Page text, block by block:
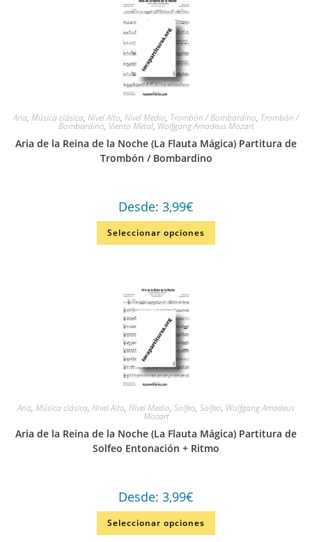
Aria, Música clásica, Nivel Alto, Nivel Medio, Trombón / Bombardino, Trombón /
Bombardino, Viento Metal, Wolfgang Amadeus Mozart
Aria de la Reina de la Noche (La Flauta Mágica) Partitura de
Trombón / Bombardino
Desde: 3,99€
Seleccionar opciones
Aria, Música clásica, Nivel Alto, Nivel Medio, Solfeo, Solfeo, Wolfgang Amadeus
Mozart
Aria de la Reina de la Noche (La Flauta Mágica) Partitura de
Solfeo Entonación + Ritmo
Desde: 3,99€
Seleccionar opciones